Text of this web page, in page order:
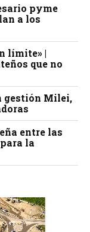
pyme
a los
límite» |
que no
gestión Milei,
entre las
la